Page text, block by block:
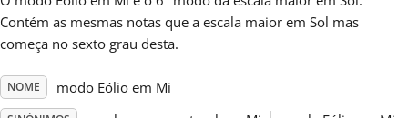
Deutsch
Contém as mesmas notas que a escala maior em Sol mas
começa no sexto grau desta.
NOME modo Eólio em Mi